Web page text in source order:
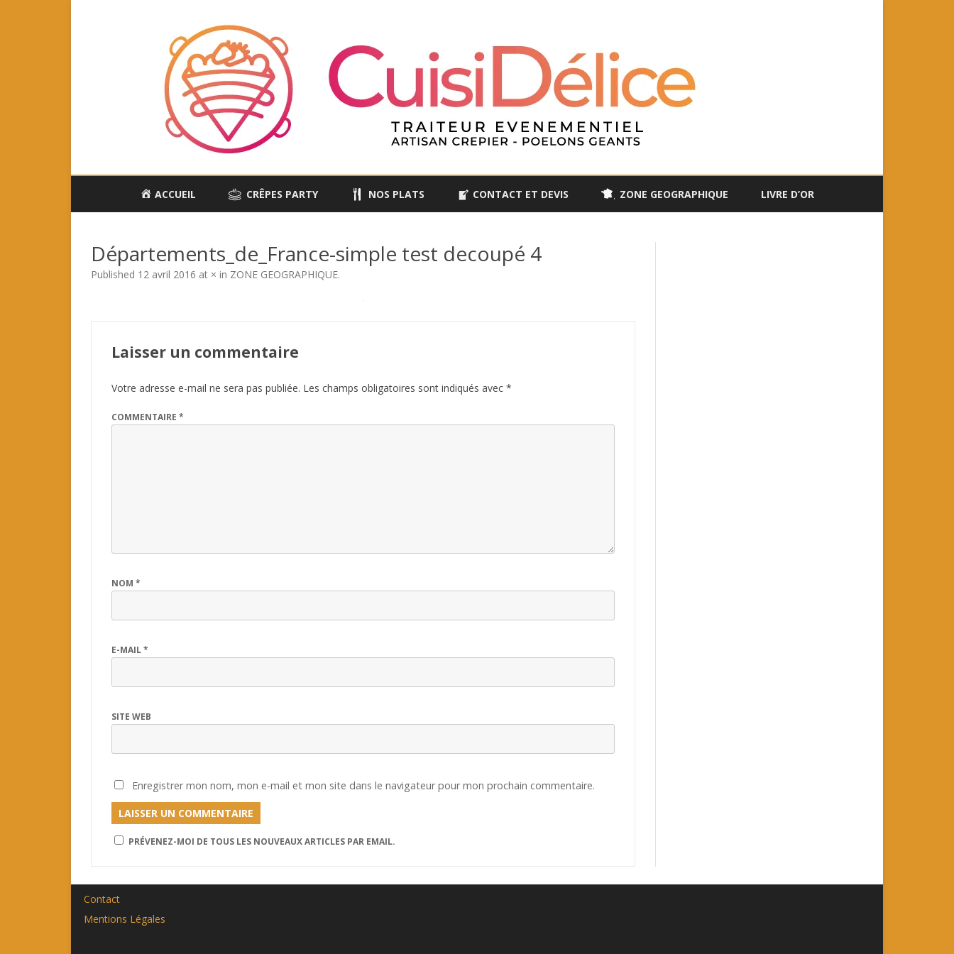
to
ACCUEIL CRÊPES PARTY NOS PLATS CONTACT ET DEVIS ZONE GEOGRAPHIQUE LIVRE D’OR
Départements_de_France-simple test decoupé 4
Published 12 avril 2016 at × in ZONE GEOGRAPHIQUE.
Laisser un commentaire
Votre adresse e-mail ne sera pas publiée. Les champs obligatoires sont indiqués avec *
COMMENTAIRE *
NOM *
E-MAIL*
SITE WEB
Enregistrer mon nom, mon e-mail et mon site dans le navigateur pour mon prochain commentaire.
PRÉVENEZ-MOI DE TOUS LES NOUVEAUX ARTICLES PAR EMAIL.
Contact
Mentions Légales